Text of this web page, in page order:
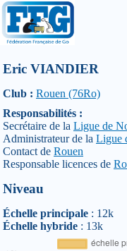
Eric VIANDIER
Club : Rouen (76Ro)
Responsabilités :
Secrétaire de la Ligue de
Administrateur de la Ligue
Contact de Rouen
Responsable licences de
Niveau
Échelle principale : 12k
Échelle hybride : 13k